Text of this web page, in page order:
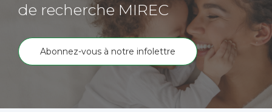
de recherche MIREC
Abonnez-vous à notre infolettre